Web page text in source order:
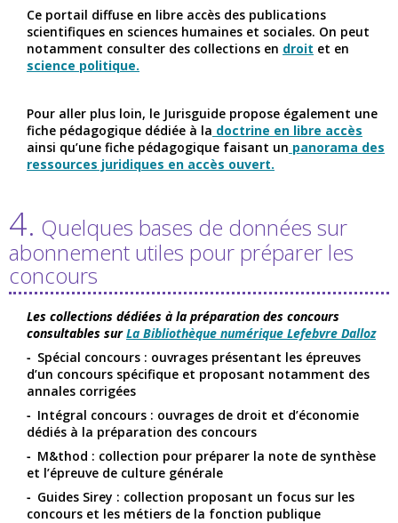
Ce portail diffuse en libre accès des publications
scientifiques en sciences humaines et sociales. On peut
notamment consulter des collections en droit et en
science politique.
Pour aller plus loin, le Jurisguide propose également une
fiche pédagogique dédiée à la doctrine en libre accès
ainsi qu’une fiche pédagogique faisant un panorama des
ressources juridiques en accès ouvert.
4. Quelques bases de données sur
abonnement utiles pour préparer les
concours
Les collections dédiées à la préparation des concours
consultables surLa Bibliothèque numérique Lefebvre Dalloz
Spécial concours : ouvrages présentant les épreuves
d’un concours spécifique et proposant notamment des
annales corrigées
Intégral concours : ouvrages de droit et d’économie
dédiés à la préparation des concours
M&thod : collection pour préparer la note de synthèse
et l’épreuve de culture générale
Guides Sirey : collection proposant un focus sur les
concours et les métiers de la fonction publique